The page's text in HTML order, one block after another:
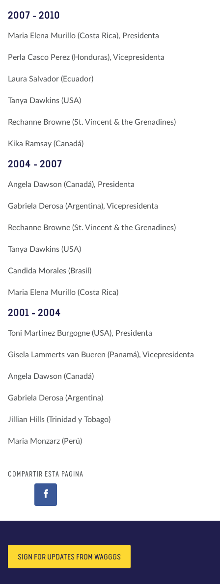
2007 - 2010
Maria Elena Murillo (Costa Rica), Presidenta
Perla Casco Perez (Honduras), Vicepresidenta
Laura Salvador (Ecuador)
Tanya Dawkins (USA)
Rechanne Browne (St. Vincent & the Grenadines)
Kika Ramsay (Canadá)
2004 - 2007
Angela Dawson (Canadá), Presidenta
Gabriela Derosa (Argentina), Vicepresidenta
Rechanne Browne (St. Vincent & the Grenadines)
Tanya Dawkins (USA)
Candida Morales (Brasil)
Maria Elena Murillo (Costa Rica)
2001 - 2004
Toni Martinez Burgogne (USA), Presidenta
Gisela Lammerts van Bueren (Panamá), Vicepresidenta
Angela Dawson (Canadá)
Gabriela Derosa (Argentina)
Jillian Hills (Trinidad y Tobago)
Maria Monzarz (Perú)
COMPARTIR ESTA PÁGINA
SIGN FOR UPDATES FROM WAGGGS